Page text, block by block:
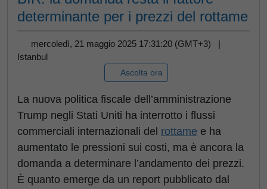
determinante per i prezzi del rottame
mercoledì, 21 maggio 2025 17:31:20 (GMT+3) |
Istanbul
Ascolta ora
La nuova politica fiscale dell’amministrazione
Trump negli Stati Uniti ha interrotto i flussi
commerciali internazionali del rottame e ha
aumentato le pressioni sui costi, ma è ancora la
domanda a determinare l’andamento dei prezzi.
È quanto emerge da un report pubblicato dal